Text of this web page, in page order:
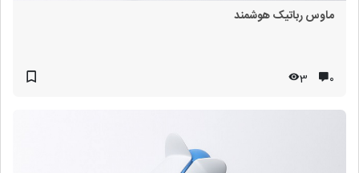
ماوس رباتیک هوشمند
۰ 3